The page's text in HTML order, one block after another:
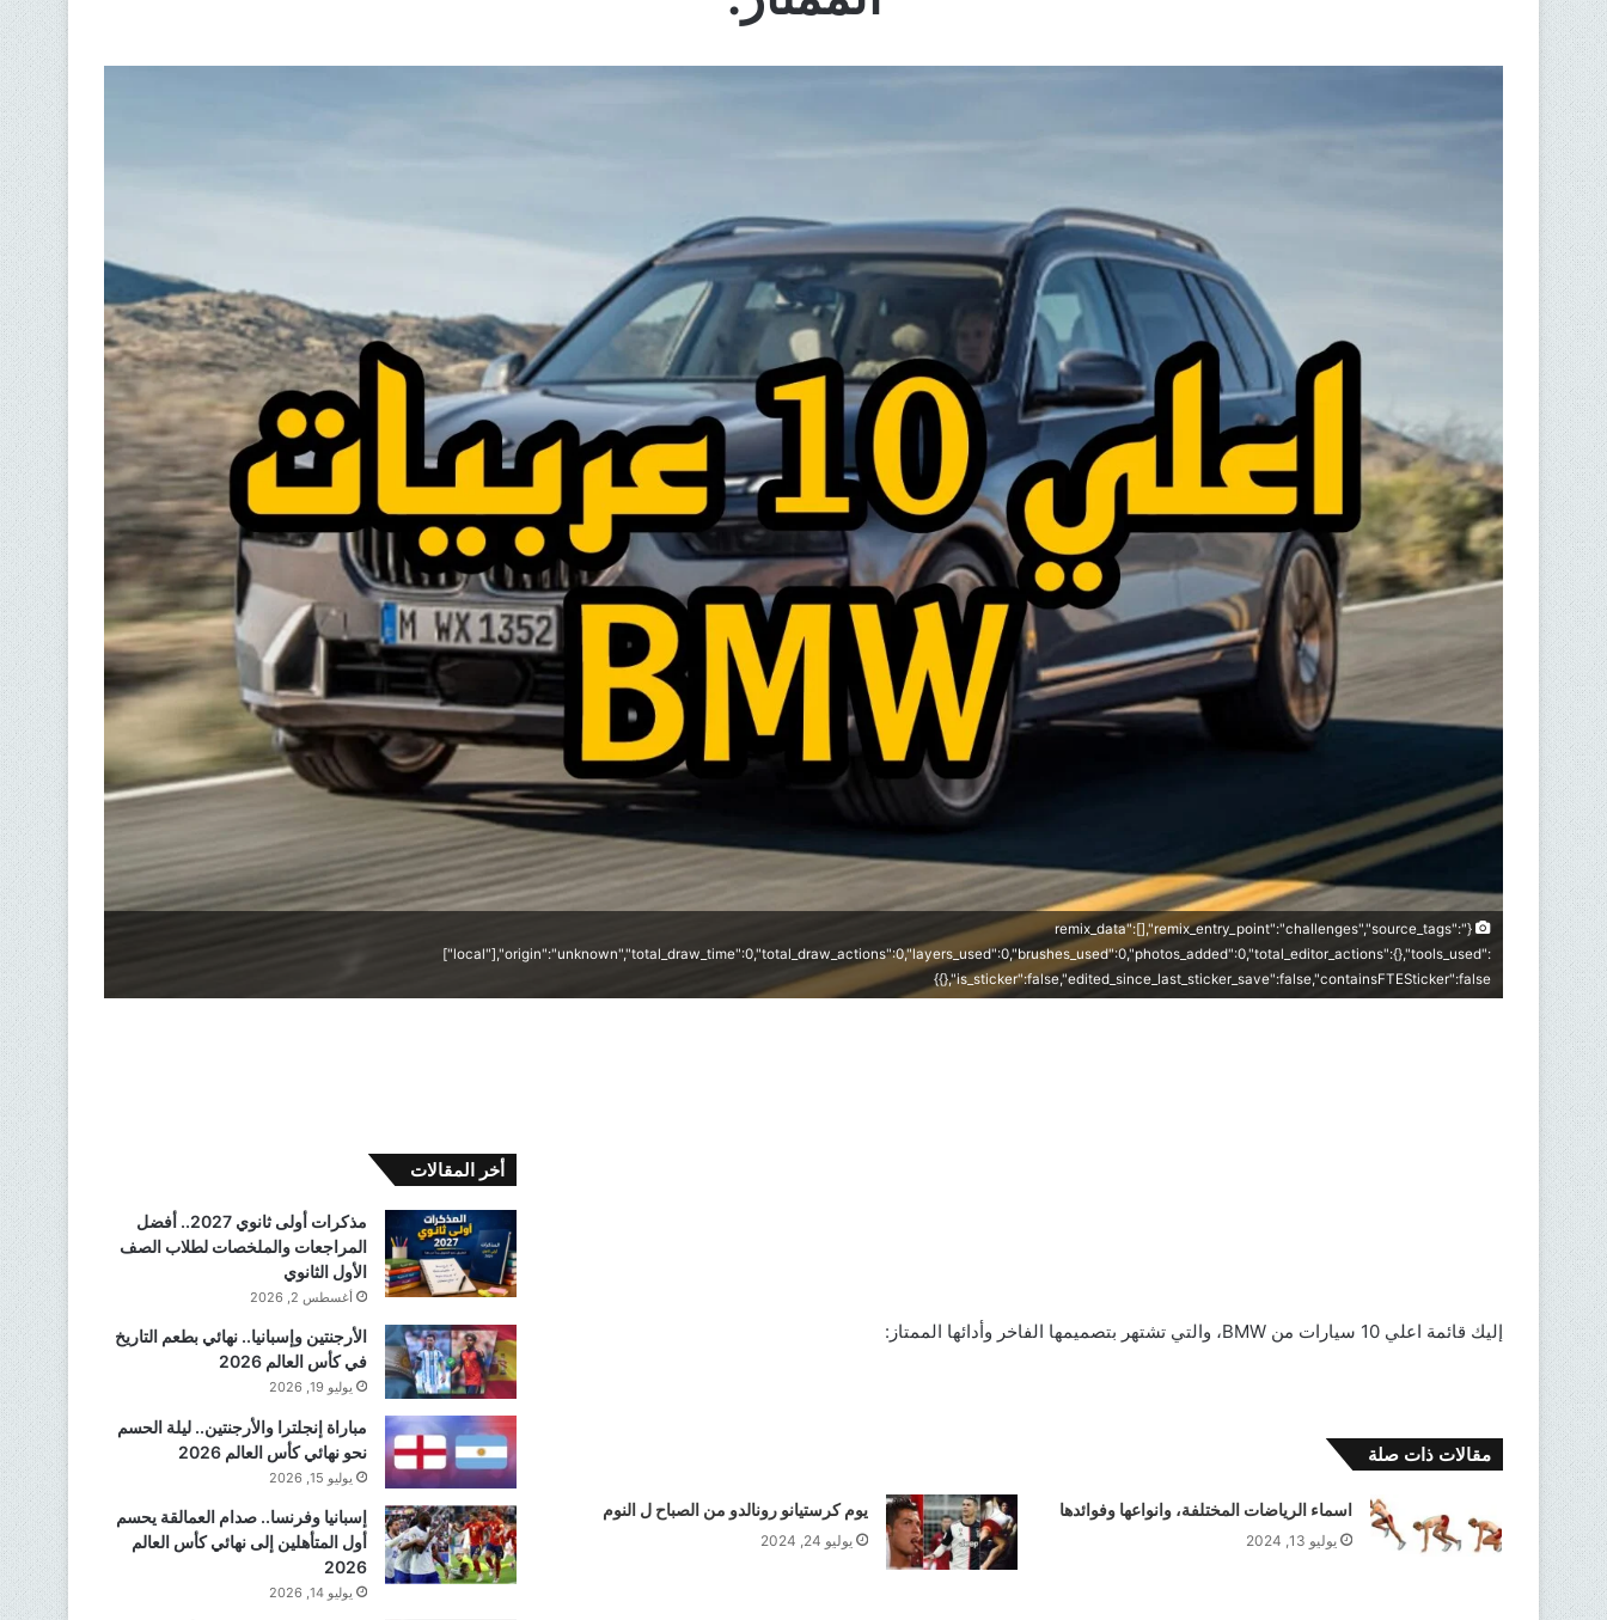
{"remix_data":[],"remix_entry_point":"challenges","source_tags":
["local"],"origin":"unknown","total_draw_time":0,"total_draw_actions":0,"layers_used":0,"brushes_used":0,"photos_added":0,"total_editor_actions":{},"tools_used":
{},"is_sticker":false,"edited_since_last_sticker_save":false,"containsFTESticker":false}
إليك قائمة اعلي 10 سيارات من BMW، والتي تشتهر بتصميمها الفاخر وأدائها الممتاز:
مقالات ذات صلة
اسماء الرياضات المختلفة، وانواعها وفوائدها
يوليو 13, 2024
يوم كرستيانو رونالدو من الصباح ل النوم
يوليو 24, 2024
أخر المقالات
مذكرات أولى ثانوي 2027.. أفضل
المراجعات والملخصات لطلاب الصف
الأول الثانوي
أغسطس 2, 2026
الأرجنتين وإسبانيا.. نهائي بطعم التاريخ
في كأس العالم 2026
يوليو 19, 2026
مباراة إنجلترا والأرجنتين.. ليلة الحسم
نحو نهائي كأس العالم 2026
يوليو 15, 2026
إسبانيا وفرنسا.. صدام العمالقة يحسم
أول المتأهلين إلى نهائي كأس العالم
2026
يوليو 14, 2026